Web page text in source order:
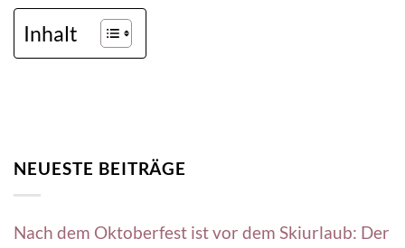
Inhalt
NEUESTE BEITRÄGE
Nach dem Oktoberfest ist vor dem Skiurlaub: Der